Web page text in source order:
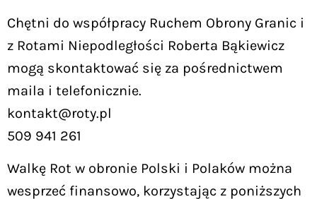
Chętni do współpracy Ruchem Obrony Granic i
z Rotami Niepodległości Roberta Bąkiewicz
mogą skontaktować się za pośrednictwem
maila i telefonicznie.
kontakt@roty.pl
509 941 261
Walkę Rot w obronie Polski i Polaków można
wesprzeć finansowo, korzystając z poniższych